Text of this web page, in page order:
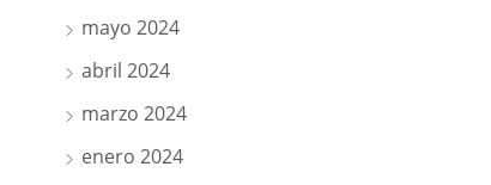
mayo 2024
abril 2024
marzo 2024
enero 2024